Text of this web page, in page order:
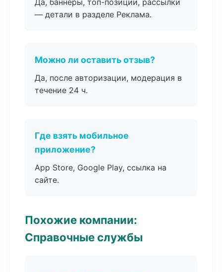
Да, баннеры, топ-позиции, рассылки
— детали в разделе Реклама.
Можно ли оставить отзыв?
Да, после авторизации, модерация в
течение 24 ч.
Где взять мобильное
приложение?
App Store, Google Play, ссылка на
сайте.
Похожие компании:
Справочные службы